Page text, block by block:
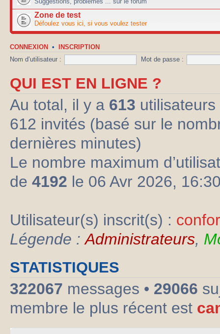
Zone de test
Défoulez vous ici, si vous voulez tester
CONNEXION • INSCRIPTION
Nom d’utilisateur : Mot de passe :
QUI EST EN LIGNE ?
Au total, il y a 613
612 invités (basé sur le
dernières minutes)
Le nombre maximum
de 4192 le 06 Avr 2026,
Utilisateur(s) inscrit(s) :
Légende :Administrateurs,
STATISTIQUES
322067 messages • 29066
membre le plus récent est